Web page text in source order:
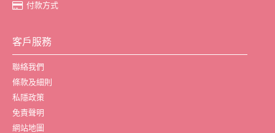
付款方式
客戶服務
聯絡我們
條款及細則
私隱政策
免責聲明
網站地圖